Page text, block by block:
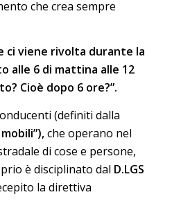
che crea sempre
ci viene rivolta durante la
alle 6 di mattina alle 12
Cioè dopo 6 ore?”.
(definiti dalla
che operano nel
di cose e persone,
è disciplinato dal D.LGS
la direttiva